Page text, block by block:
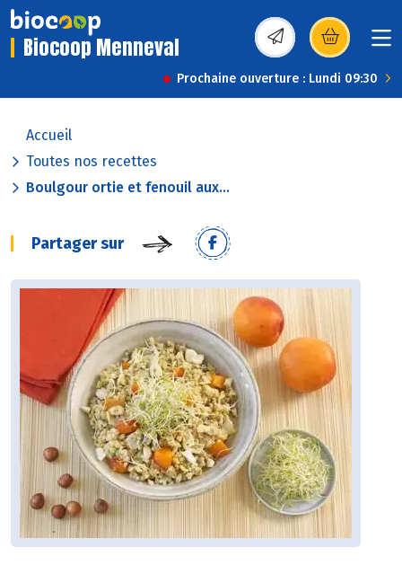
Biocoop Menneval (s’ouvre dans une
Prochaine ouverture : Lundi 09:30
Accueil
Toutes nos recettes
Boulgour ortie et fenouil aux...
Partager sur